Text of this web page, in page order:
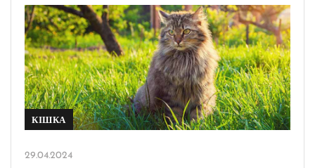
КІШКА
29.04.2024